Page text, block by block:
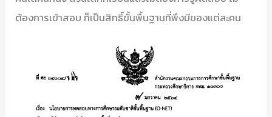
ต้องการเข้าสอบ ก็เป็นสิทธิ์ขั้นพื้นฐานที่พึงมีของแต่ละคน